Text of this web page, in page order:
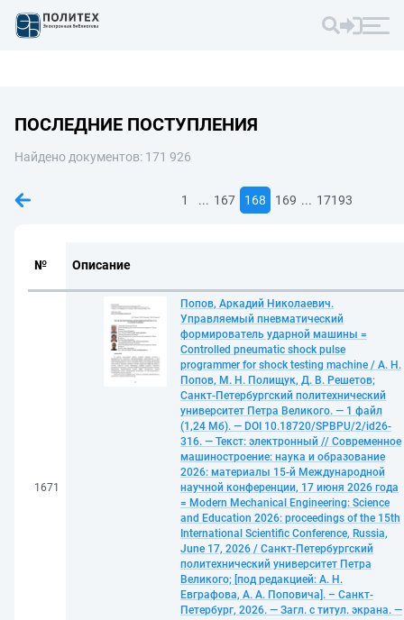
ПОСЛЕДНИЕ ПОСТУПЛЕНИЯ
Найдено документов: 171 926
1 ... 167 168 169 ... 17193
№ Описание
1671
Попов, Аркадий Николаевич.
Управляемый пневматический
формирователь ударной машины =
Controlled pneumatic shock pulse
programmer for shock testing machine / А. Н.
Попов, М. Н. Полищук, Д. В. Решетов;
Санкт-Петербургский политехнический
университет Петра Великого. — 1 файл
(1,24 Мб). — DOI 10.18720/SPBPU/2/id26-
316. — Текст: электронный // Современное
машиностроение: наука и образование
2026: материалы 15-й Международной
научной конференции, 17 июня 2026 года
= Modern Mechanical Engineering: Science
and Education 2026: proceedings of the 15th
International Scientific Conference, Russia,
June 17, 2026 / Санкт-Петербургский
политехнический университет Петра
Великого; [под редакцией: А. Н.
Евграфова, А. А. Поповича]. – Санкт-
Петербург, 2026. — Загл. с титул. экрана. —